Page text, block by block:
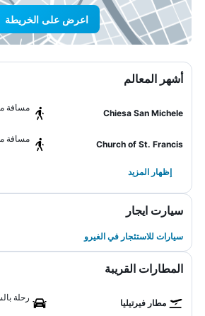
اعرض على الخريطة
أشهر المعالم
Chiesa San Michele
مسافة مشي
Church of St. Francis
مسافة مشي
إظهار المزيد
سيارت ايجار
سيارات للاستئجار في الغيرو
المطارات القريبة
مطار فيرتيليا
رحلة